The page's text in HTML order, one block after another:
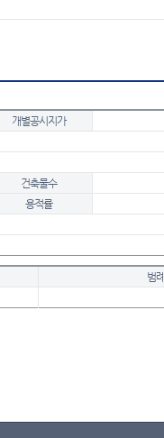
개별공시지가
건축물수
용적률
범례